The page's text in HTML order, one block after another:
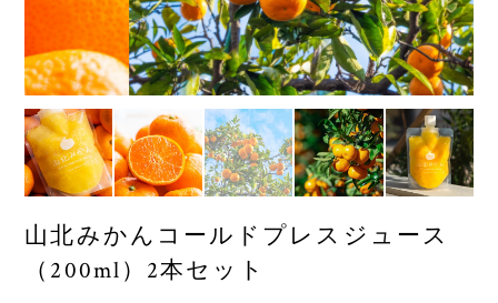
山北みかんコールドプレスジュース
（200ml）2本セット